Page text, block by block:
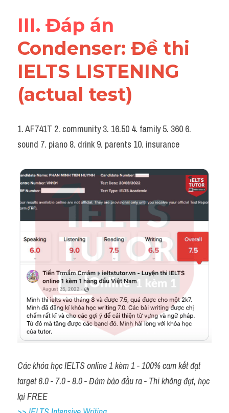
Condenser: Đề thi
IELTS LISTENING
(actual test)
1. AF741T 2. community 3. 16.50 4. family 5. 360 6.
sound 7. piano 8. drink 9. parents 10. insurance
Các khóa học IELTS online 1 kèm 1 - 100% cam kết đạt
target 6.0 - 7.0 - 8.0 - Đảm bảo đầu ra - Thi không đạt, học
lại FREE